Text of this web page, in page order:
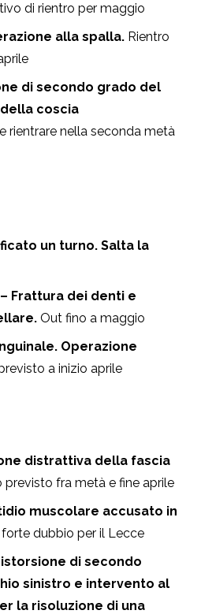
di rientro per maggio
alla spalla. Rientro
di secondo grado del
coscia
rientrare nella seconda metà
un turno. Salta la
– Frattura dei denti e
Out fino a maggio
Operazione
a inizio aprile
distrattiva della fascia
previsto fra metà e fine aprile
muscolare accusato in
forte dubbio per il Lecce
di secondo
sinistro e intervento al
la risoluzione di una